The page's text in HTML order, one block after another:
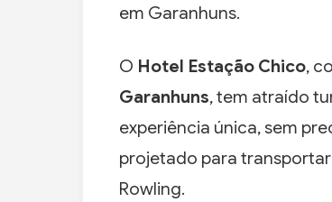
em Garanhuns.
O Hotel Estação Chico,
Garanhuns, tem atraído
experiência única, sem
projetado para
Rowling.